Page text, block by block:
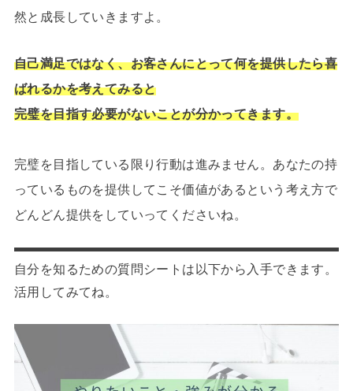
然と成長していきますよ。
自己満足ではなく、お客さんにとって何を提供したら喜
ばれるかを考えてみると
完璧を目指す必要がないことが分かってきます。
完璧を目指している限り行動は進みません。あなたの持
っているものを提供してこそ価値があるという考え方で
どんどん提供をしていってくださいね。
自分を知るための質問シートは以下から入手できます。
活用してみてね。